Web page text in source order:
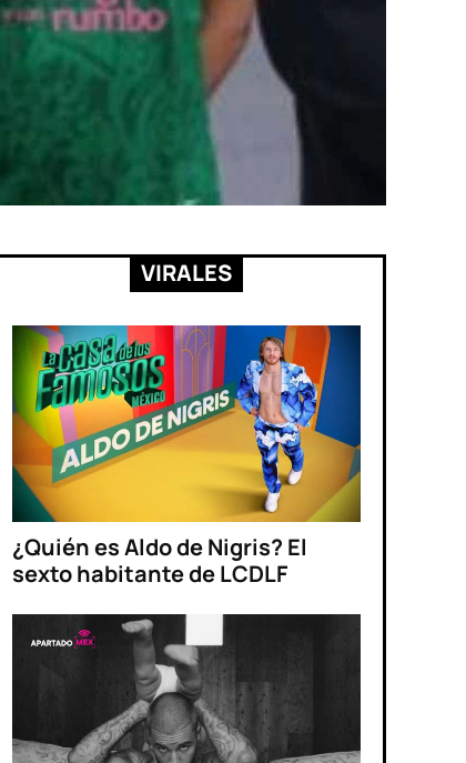
VIRALES
¿Quién es Aldo de Nigris? El
sexto habitante de LCDLF